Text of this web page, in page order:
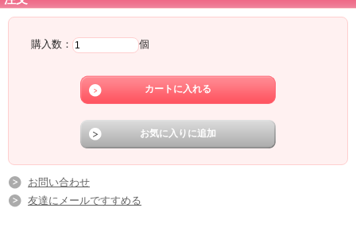
購入数： 個
お問い合わせ
友達にメールですすめる